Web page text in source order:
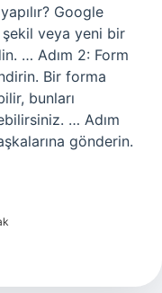
Google
şekil veya yeni bir
… Adım 2: Form
Bir forma
bunları
… Adım
gönderin.